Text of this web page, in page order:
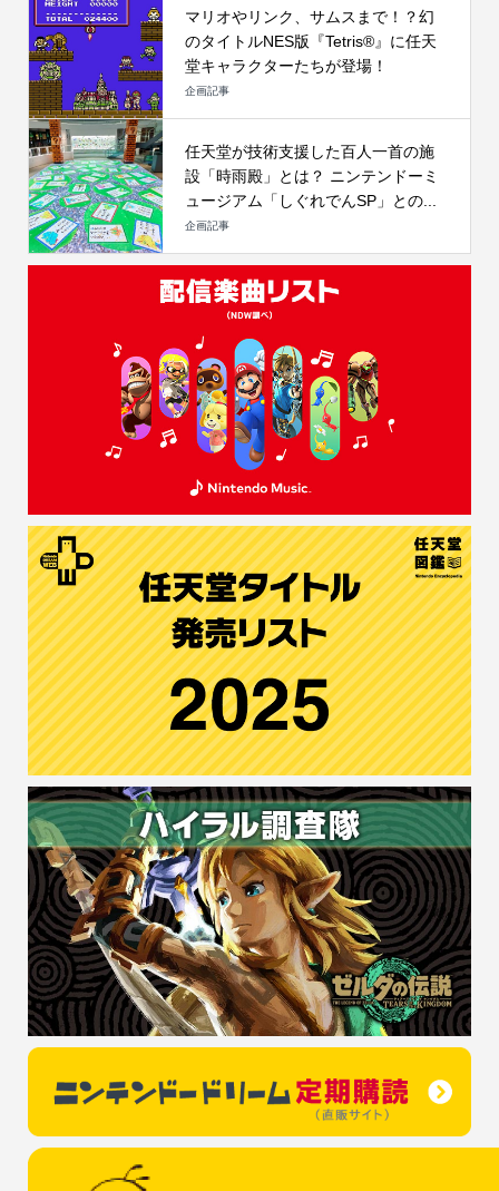
マリオやリンク、サムスまで！？幻
のタイトルNES版『Tetris®』に任天
堂キャラクターたちが登場！
企画記事
任天堂が技術支援した百人一首の施
設「時雨殿」とは？ ニンテンドーミ
ュージアム「しぐれでんSP」との...
企画記事